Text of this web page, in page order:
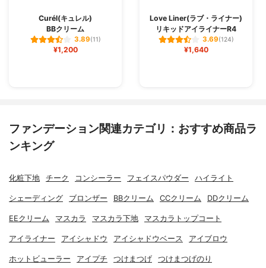
Curél(キュレル)
BBクリーム
3.89(11)
¥1,200
Love Liner(ラブ・ライナー)
リキッドアイライナーR4
3.69(124)
¥1,640
ファンデーション関連カテゴリ：おすすめ商品ラ
ンキング
化粧下地 チーク コンシーラー フェイスパウダー ハイライト
シェーディング ブロンザー BBクリーム CCクリーム DDクリーム
EEクリーム マスカラ マスカラ下地 マスカラトップコート
アイライナー アイシャドウ アイシャドウベース アイブロウ
ホットビューラー アイプチ つけまつげ つけまつげのり